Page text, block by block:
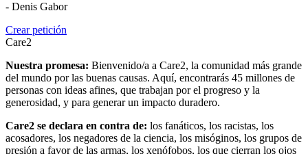
- Denis Gabor
Crear petición
Care2
Nuestra promesa: Bienvenido/a a Care2, la comunidad más grande
del mundo por las buenas causas. Aquí, encontrarás 45 millones de
personas con ideas afines, que trabajan por el progreso y la
generosidad, y para generar un impacto duradero.
Care2 se declara en contra de: los fanáticos, los racistas, los
acosadores, los negadores de la ciencia, los misóginos, los grupos de
presión a favor de las armas, los xenófobos, los que cierran los ojos